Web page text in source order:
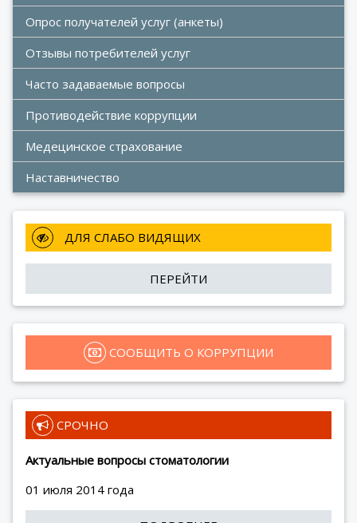
Опрос получателей услуг (анкеты)
Отзывы потребителей услуг
Часто задаваемые вопросы
Противодействие коррупции
Медецинское страхование
Наставничество
ДЛЯ СЛАБО ВИДЯЩИХ
ПЕРЕЙТИ
СООБЩИТЬ О КОРРУПЦИИ
СРОЧНО
Актуальные вопросы стоматологии
01 июля 2014 года